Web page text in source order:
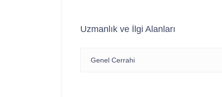
Uzmanlık ve İlgi Alanları
Genel Cerrahi